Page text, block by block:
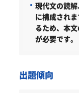
現代文の読
に構成され
るため、本
が必要です。
出題傾向